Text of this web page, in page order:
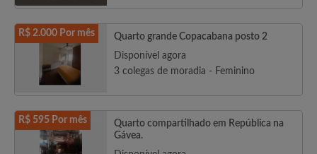
R$ 2.000 Por mês
Quarto grande Copacabana posto 2
Disponível agora
3 colegas de moradia - Feminino
R$ 595 Por mês
Quarto compartilhado em República na
Gávea.